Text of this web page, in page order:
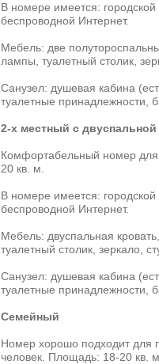
В номере имеется:
беспроводной Интернет.
Мебель: две
лампы, туалетный столик,
Санузел: душевая кабина
туалетные принадлежности,
2-х местный с
Комфортабельный номер
20 кв. м.
В номере имеется:
беспроводной Интернет.
Мебель: двуспальная
туалетный столик, зеркало,
Санузел: душевая кабина
туалетные принадлежности,
Семейный
Номер хорошо подходит для
человек. Площадь: 18-20 кв.